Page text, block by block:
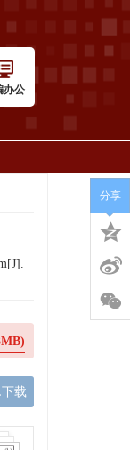
办公
载
分享